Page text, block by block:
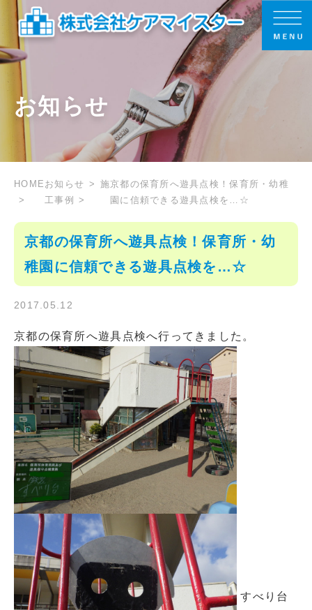
お知らせ
HOME お知らせ
施
工事例
京都の保育所へ遊具点検！保育所・幼稚
園に信頼できる遊具点検を…☆
京都の保育所へ遊具点検！保育所・幼
稚園に信頼できる遊具点検を…☆
2017.05.12
京都の保育所へ遊具点検へ行ってきました。
すべり台